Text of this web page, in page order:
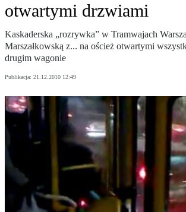
otwartymi drzwiami
Kaskaderska „rozrywka” w Tramwajach
Marszałkowską z... na oścież otwartymi
drugim wagonie
Publikacja: 21.12.2010 12:49